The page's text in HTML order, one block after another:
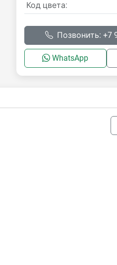
Код цвета:
Позвонить: +7
WhatsApp